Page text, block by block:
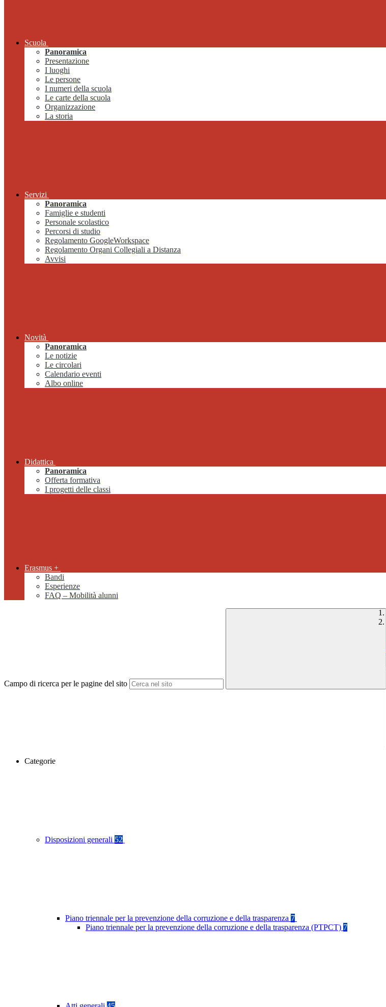
Scuola
Panoramica
Presentazione
I luoghi
Le persone
I numeri della scuola
Le carte della scuola
Organizzazione
La storia
Servizi
Panoramica
Famiglie e studenti
Personale scolastico
Percorsi di studio
Regolamento GoogleWorkspace
Regolamento Organi Collegiali a Distanza
Avvisi
Novità
Panoramica
Le notizie
Le circolari
Calendario eventi
Albo online
Didattica
Panoramica
Offerta formativa
I progetti delle classi
Erasmus +
Bandi
Esperienze
FAQ – Mobilità alunni
Campo di ricerca per le pagine del sito
Categorie
Disposizioni generali 52
Piano triennale per la prevenzione della corruzione e della trasparenza 7
Piano triennale per la prevenzione della corruzione e della trasparenza (PTPCT) 7